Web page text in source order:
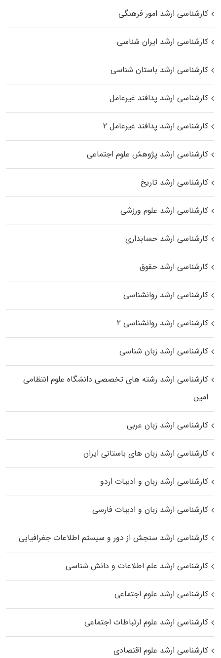
کارشناسی ارشد امور فرهنگی
کارشناسی ارشد ایران شناسی
کارشناسی ارشد باستان شناسی
کارشناسی ارشد پدافند غیرعامل
کارشناسی ارشد پدافند غیرعامل ۲
کارشناسی ارشد پژوهش علوم اجتماعی
کارشناسی ارشد تاریخ
کارشناسی ارشد علوم ورزشی
کارشناسی ارشد حسابداری
کارشناسی ارشد حقوق
کارشناسی ارشد روانشناسی
کارشناسی ارشد روانشناسی ۲
کارشناسی ارشد زبان شناسی
کارشناسی ارشد رﺷﺘﻪ ﻫﺎی تخصصی داﻧﺸﮕﺎه ﻋﻠﻮم انتظامی
اﻣﻴﻦ
کارشناسی ارشد زبان عربی
کارشناسی ارشد زبان‌ های باستانی ایران
کارشناسی ارشد زبان و ادبیات اردو
کارشناسی ارشد زبان و ادبیات فارسی
کارشناسی ارشد سنجش از دور و سیستم اطلاعات جغرافیایی
کارشناسی ارشد علم اطلاعات و دانش شناسی
کارشناسی ارشد علوم اجتماعی
کارشناسی ارشد علوم ارتباطات اجتماعی
کارشناسی ارشد علوم اقتصادی